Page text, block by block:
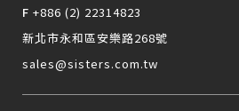
F +886 (2) 22314823
新北市永和區安樂路268號
sales@sisters.com.tw